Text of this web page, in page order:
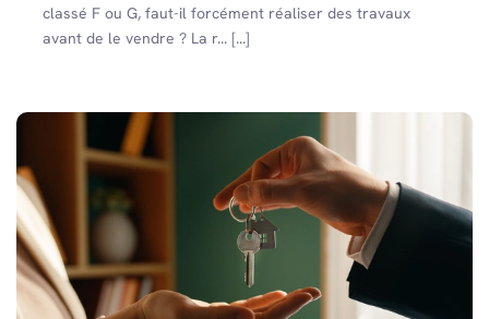
classé F ou G, faut-il forcément réaliser des travaux
avant de le vendre ? La r... [...]